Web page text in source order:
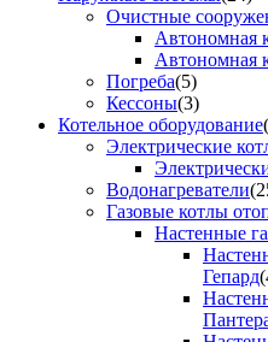
Очистные
Автономная
Автономная
Погреба(5)
Кессоны(3)
Котельное оборудование
Электрические
Водонагреватели
Газовые котлы
Настенные
Гепард